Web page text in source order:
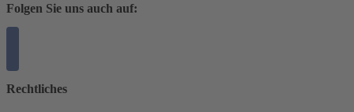
Folgen Sie uns auch auf:
Rechtliches